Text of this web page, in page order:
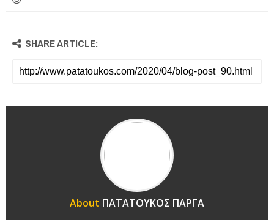
SHARE ARTICLE:
About ΠΑΤΑΤΟΥΚΟΣ ΠΑΡΓΑ